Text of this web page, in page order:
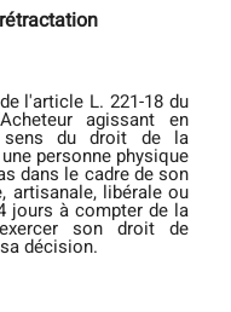
l'article L. 221-18 du
agissant en
sens du droit de la
personne physique
dans le cadre de son
artisanale, libérale ou
jours à compter de la
son droit de
décision.